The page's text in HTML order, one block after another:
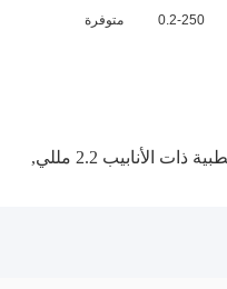
0.2-250 متوفرة
الأنابيب 2.2 مللي ,